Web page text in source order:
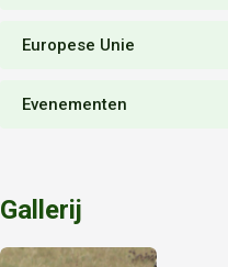
Europese Unie
Evenementen
Gallerij